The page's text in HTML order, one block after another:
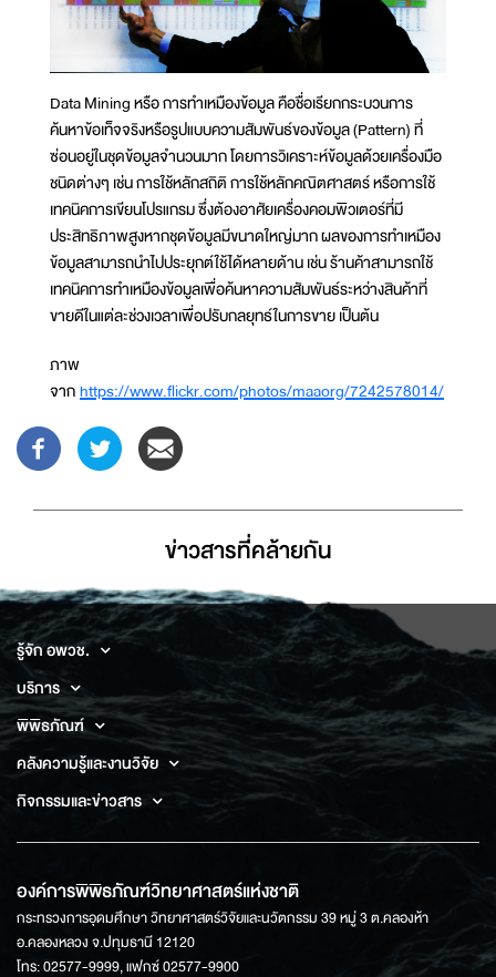
Data Mining หรือ การทำเหมืองข้อมูล คือชื่อเรียกกระบวนการ
ค้นหาข้อเท็จจริงหรือรูปแบบความสัมพันธ์ของข้อมูล (Pattern) ที่
ซ่อนอยู่ในชุดข้อมูลจำนวนมาก โดยการวิเคราะห์ข้อมูลด้วยเครื่องมือ
ชนิดต่างๆ เช่น การใช้หลักสถิติ การใช้หลักคณิตศาสตร์ หรือการใช้
เทคนิคการเขียนโปรแกรม ซึ่งต้องอาศัยเครื่องคอมพิวเตอร์ที่มี
ประสิทธิภาพสูงหากชุดข้อมูลมีขนาดใหญ่มาก ผลของการทำเหมือง
ข้อมูลสามารถนำไปประยุกต์ใช้ได้หลายด้าน เช่น ร้านค้าสามารถใช้
เทคนิคการทำเหมืองข้อมูลเพื่อค้นหาความสัมพันธ์ระหว่างสินค้าที่
ขายดีในแต่ละช่วงเวลาเพื่อปรับกลยุทธ์ในการขาย เป็นต้น
ภาพ
จากhttps://www.flickr.com/photos/maaorg/7242578014/
ข่าวสารที่่คล้ายกัน
รู้จัก อพวช.
บริการ
พิพิธภัณฑ์
คลังความรู้และงานวิจัย
กิจกรรมและข่าวสาร
องค์การพิพิธภัณฑ์วิทยาศาสตร์แห่งชาติ
กระทรวงการอุดมศึกษา วิทยาศาสตร์วิจัยและนวัตกรรม 39 หมู่ 3 ต.คลองห้า
อ.คลองหลวง จ.ปทุมธานี 12120
โทร: 02577-9999, แฟกซ์ 02577-9900